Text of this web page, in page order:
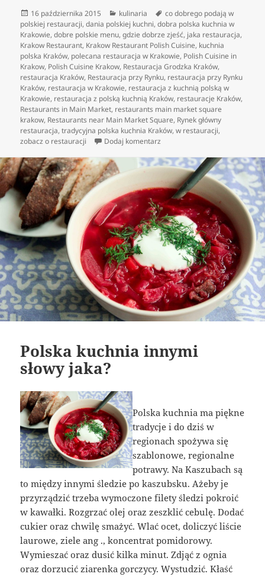
Data
publikacji
16 października 2015 Kategorie
kulinaria Tagi
co dobrego podają w
polskiej restauracji,dania polskiej kuchni,dobra polska kuchnia w
Krakowie,dobre polskie menu,gdzie dobrze zjeść, jaka restauracja,
Krakow Restaurant, Krakow Restaurant Polish Cuisine, kuchnia
polska Kraków, polecana restauracja w Krakowie, Polish Cuisine in
Krakow, Polish Cuisine Krakow, Restauracja Grodzka Kraków,
restauracja Kraków, Restauracja przy Rynku, restauracja przy Rynku
Kraków, restauracja w Krakowie, restauracja z kuchnią polską w
Krakowie, restauracja z polską kuchnią Kraków, restauracje Kraków,
Restaurants in Main Market, restaurants main market square
krakow, Restaurants near Main Market Square, Rynek główny
restauracja,tradycyjna polska kuchnia Kraków,w restauracji,
zobacz o restauracji
Dodaj komentarz
Polska kuchnia innymi
słowy jaka?
Polska kuchnia ma piękne
tradycje i do dziś w
regionach spożywa się
szablonowe, regionalne
potrawy. Na Kaszubach są
to między innymi śledzie po kaszubsku. Ażeby je
przyrządzić trzeba wymoczone filety śledzi pokroić
w kawałki. Rozgrzać olej oraz zeszklić cebulę. Dodać
cukier oraz chwilę smażyć. Wlać ocet, doliczyć liście
laurowe, ziele ang ., koncentrat pomidorowy.
Wymieszać oraz dusić kilka minut. Zdjąć z ognia
oraz dorzucić ziarenka gorczycy. Wystudzić. Kłaść